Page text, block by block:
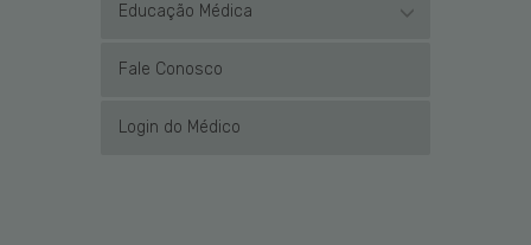
Educação Médica
Fale Conosco
Login do Médico